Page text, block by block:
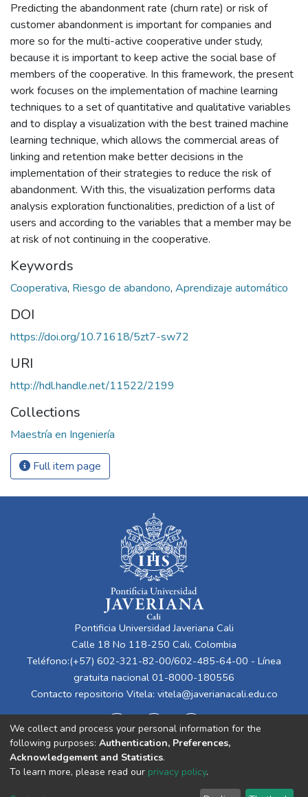
Predicting the abandonment rate (churn rate) or risk of
customer abandonment is important for companies and
more so for the multi-active cooperative under study,
because it is important to keep active the social base of
members of the cooperative. In this framework, the present
work focuses on the implementation of machine learning
techniques to a set of quantitative and qualitative variables
and to display a visualization with the best trained machine
learning technique, which allows the commercial areas of
linking and retention make better decisions in the
implementation of their strategies to reduce the risk of
abandonment. With this, the visualization performs data
analysis exploration functionalities, prediction of a list of
users and according to the variables that a member may be
at risk of not continuing in the cooperative.
Keywords
Cooperativa, Riesgo de abandono, Aprendizaje automático
DOI
https://doi.org/10.71618/5zt7-sw72
URI
http://hdl.handle.net/11522/2199
Collections
Maestría en Ingeniería
Full item page
Pontificia Universidad Javeriana Cali
Calle 18 No 118-250 Cali, Colombia
Teléfono:(+57) 602-321-82-00/602-485-64-00 - Línea
gratuita nacional 01-8000-180556
Contacto repositorio Vitela: vitela@javerianacali.edu.co
We collect and process your personal information for the
following purposes: Authentication, Preferences,
Acknowledgement and Statistics.
To learn more, please read our privacy policy.